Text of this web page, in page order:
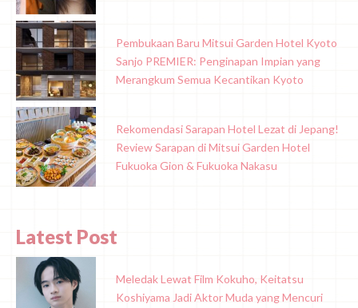
Pembukaan Baru Mitsui Garden Hotel Kyoto
Sanjo PREMIER: Penginapan Impian yang
Merangkum Semua Kecantikan Kyoto
Rekomendasi Sarapan Hotel Lezat di Jepang!
Review Sarapan di Mitsui Garden Hotel
Fukuoka Gion & Fukuoka Nakasu
Latest Post
Meledak Lewat Film Kokuho, Keitatsu
Koshiyama Jadi Aktor Muda yang Mencuri